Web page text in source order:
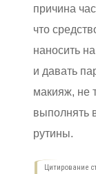
причина
что
наносить
и давать
макияж, не
выполнять
рутины.
Цитирование